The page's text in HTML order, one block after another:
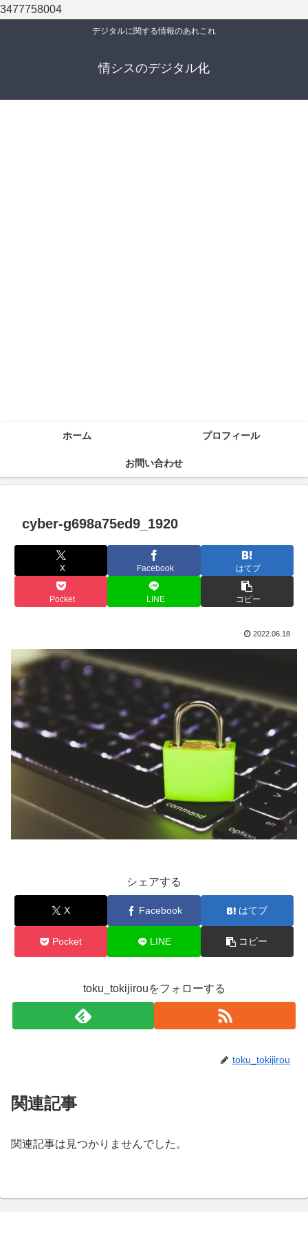
3477758004
デジタルに関する情報のあれこれ
情シスのデジタル化
ホーム プロフィール
お問い合わせ
cyber-g698a75ed9_1920
X Facebook はてブ
Pocket LINE コピー
2022.06.18
シェアする
X Facebook はてブ
Pocket LINE コピー
toku_tokijirouをフォローする
toku_tokijirou
関連記事
関連記事は見つかりませんでした。